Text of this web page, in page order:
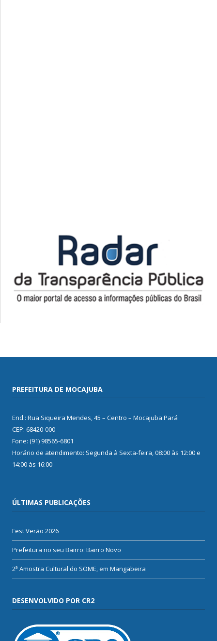
PREFEITURA DE MOCAJUBA
End.: Rua Siqueira Mendes, 45 – Centro – Mocajuba Pará
CEP: 68420-000
Fone: (91) 98565-6801
Horário de atendimento: Segunda à Sexta-feira, 08:00 às 12:00 e
14:00 às 16:00
ÚLTIMAS PUBLICAÇÕES
Fest Verão 2026
Prefeitura no seu Bairro: Bairro Novo
2ª Amostra Cultural do SOME, em Mangabeira
DESENVOLVIDO POR CR2